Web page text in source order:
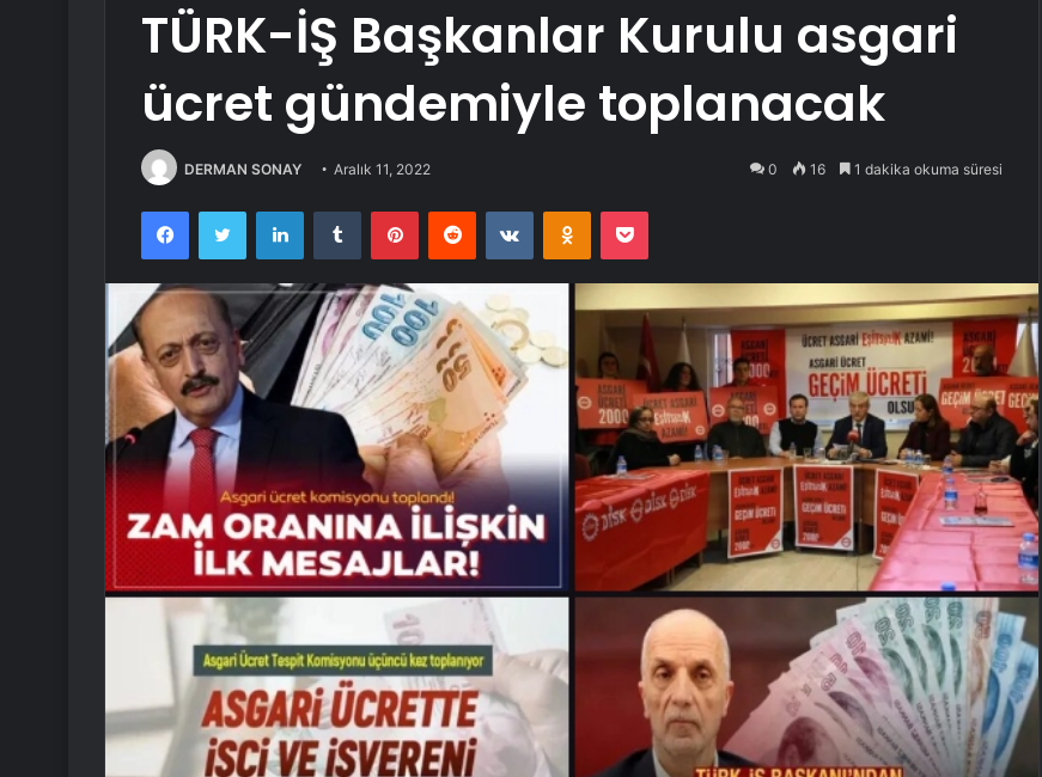
TÜRK-İŞ Başkanlar Kurulu asgari
ücret gündemiyle toplanacak
DERMAN SONAY Aralık 11, 2022 0 16 1 dakika okuma süresi
FacebookTwitter LinkedInTumblr PinterestReddit VKontakteOdnoklassniki
Pocket